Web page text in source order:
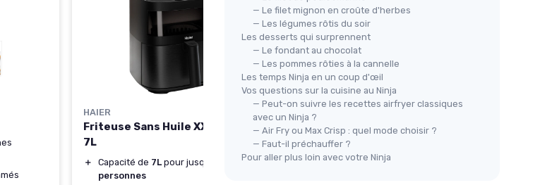
HAIER
Friteuse Sans Huile XXL I-Master
7L
＋ Capacité de 7L pour jusqu'à
personnes
⭐ TRÈS BIEN NOTÉ 🔥 POPULAIRE
TOWER
Friteuse à Air Xpress Pro T17039
＋ 5-en-1: multifonctionnelle pour
— Le filet mignon en croûte d'herbes
— Les légumes rôtis du soir
Les desserts qui surprennent
— Le fondant au chocolat
— Les pommes rôties à la cannelle
Les temps Ninja en un coup d'œil
Vos questions sur la cuisine au Ninja
— Peut-on suivre les recettes airfryer classiques
avec un Ninja ?
— Air Fry ou Max Crisp : quel mode choisir ?
— Faut-il préchauffer ?
Pour aller plus loin avec votre Ninja